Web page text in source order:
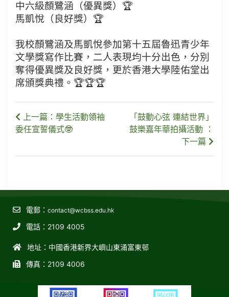
中六級顏鷺涵（優異獎）🏆
馬凱悅（良好獎）🏆
我校顏鷺涵及馬凱悅參加第十五屆魯迅青少年
文學獎寫作比賽，二人表現均十分出色，分別
奪得優異獎及良好獎，更於香港大學陸佑堂出
席頒獎典禮。🏆🏆🏆
上一篇：學生活動領袖
委任宣誓儀式🤓
「鼓動心弦 連結世界」
鼓樂嘉年華拍攝活動 ：
下一篇
電郵： contact@wcbss.edu.hk
電話：2109 4005
地址：中國香港新界大嶼山東涌富東邨
傳真：2109 4006